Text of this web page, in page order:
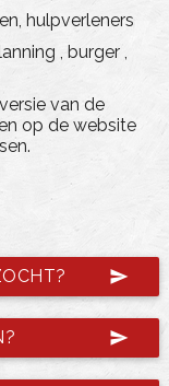
hulpverleners
burger,
van de
op de website
send
send